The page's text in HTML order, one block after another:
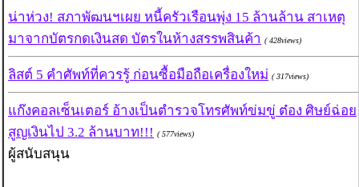
น่าห่วง! สภาพัฒนฯเผย หนี้ครัวเรือนพุ่ง 15 ล้านล้าน สาเหตุ
มาจากบัตรกดเงินสด บัตรในห้างสรรพสินค้า ( 428views)
ลิสต์ 5 คำศัพท์ที่ควรรู้ ก่อนซื้อมือถือเครื่องใหม่ ( 317views)
แก๊งคอลเซ็นเตอร์ อ้างเป็นตำรวจโทรศัพท์ข่มขู่ ต๋อง ศิษย์ฉ่อย
สูญเงินไป 3.2 ล้านบาท!!! ( 577views)
ผู้สนับสนุน